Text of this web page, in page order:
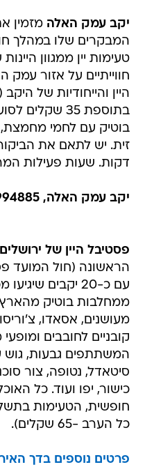
יקב עמק האלה מזמין
המבקרים שלו במהלך
טעימות יין ממגוון
חווייתיים על אזור
בתוספת 35
בוטיק עם לחמי מחמצת,
דקות. שעות פעילות המרכז א'-
יקב עמק האלה, 02-9994885
פסטיבל היין של ירושלים
עם כ-20 יקבים
ממחלבות בוטיק מהארץ
מעושנים, אסאדו,
קובניים לחובבים
המשתתפים גבעות, גוש
סיטאדל, נטופה, צור
כישור, יפו ועוד. כל
חופשית, הטעימות
כל הערב -65 שקלים).
פרטים נוספים בדך